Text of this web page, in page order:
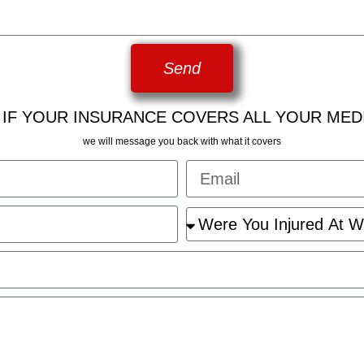
Send
YOUR INSURANCE COVERS ALL YOUR
we will message you back with what it covers